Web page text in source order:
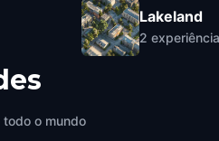
Lakeland
2
o mundo